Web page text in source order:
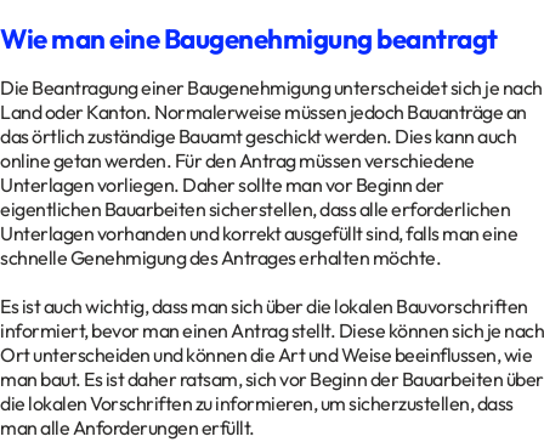
Wie man eine Baugenehmigung beantragt
Die Beantragung einer Baugenehmigung unterscheidet sich je nach
Land oder Kanton. Normalerweise müssen jedoch Bauanträge an
das örtlich zuständige Bauamt geschickt werden. Dies kann auch
online getan werden. Für den Antrag müssen verschiedene
Unterlagen vorliegen. Daher sollte man vor Beginn der
eigentlichen Bauarbeiten sicherstellen, dass alle erforderlichen
Unterlagen vorhanden und korrekt ausgefüllt sind, falls man eine
schnelle Genehmigung des Antrages erhalten möchte.
Es ist auch wichtig, dass man sich über die lokalen Bauvorschriften
informiert, bevor man einen Antrag stellt. Diese können sich je nach
Ort unterscheiden und können die Art und Weise beeinflussen, wie
man baut. Es ist daher ratsam, sich vor Beginn der Bauarbeiten über
die lokalen Vorschriften zu informieren, um sicherzustellen, dass
man alle Anforderungen erfüllt.